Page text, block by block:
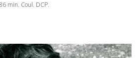
min. Coul. DCP.